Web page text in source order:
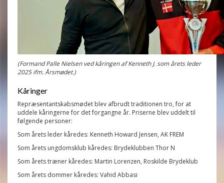
(Formand Palle Nielsen ved kåringen af Kenneth J. som årets leder
2025 ifm. Årsmødet.)
Kåringer
Repræsentantskabsmødet blev afbrudt traditionen tro, for at
uddele kåringerne for det forgangne år. Priserne blev uddelt til
følgende personer:
Som årets leder kåredes: Kenneth Howard Jensen, AK FREM
Som årets ungdomsklub kåredes: Brydeklubben Thor N
Som årets træner kåredes: Martin Lorenzen, Roskilde Brydeklub
Som årets dommer kåredes: Vahid Abbasi